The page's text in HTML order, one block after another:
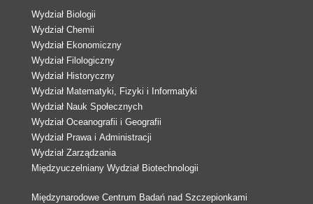
Wydział Biologii
Wydział Chemii
Wydział Ekonomiczny
Wydział Filologiczny
Wydział Historyczny
Wydział Matematyki, Fizyki i Informatyki
Wydział Nauk Społecznych
Wydział Oceanografii i Geografii
Wydział Prawa i Administracji
Wydział Zarządzania
Międzyuczelniany Wydział Biotechnologii
Międzynarodowe Centrum Badań nad Szczepionkami